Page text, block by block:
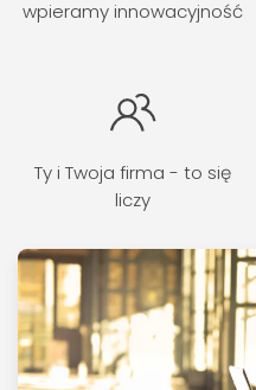
wpieramy innowacyjność
Ty i Twoja firma - to się
liczy